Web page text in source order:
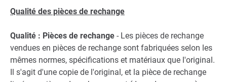
Qualité des pièces de rechange
Qualité : Pièces de rechange - Les pièces de rechange
vendues en pièces de rechange sont fabriquées selon les
mêmes normes, spécifications et matériaux que l'original.
Il s'agit d'une copie de l'original, et la pièce de rechange